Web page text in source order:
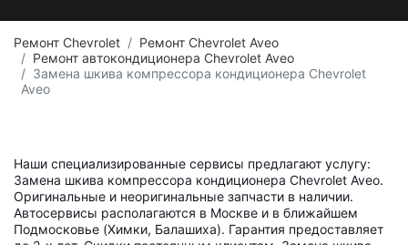
Ремонт Chevrolet
Ремонт Chevrolet Aveo
Ремонт автокондиционера Chevrolet Aveo
Замена шкива компрессора кондиционера Chevrolet
Aveo
Наши специализированные сервисы предлагают услугу:
Замена шкива компрессора кондиционера Chevrolet Aveo.
Оригинальные и неоригинальные запчасти в наличии.
Автосервисы располагаются в Москве и в ближайшем
Подмосковье (Химки, Балашиха). Гарантия предоставляет